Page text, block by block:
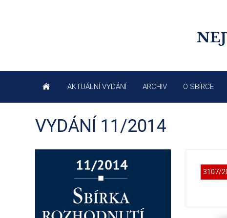
AKTUÁLNÍ VYDÁNÍ ARCHIV O SBÍRCE
VYDÁNÍ 11/2014
3107/